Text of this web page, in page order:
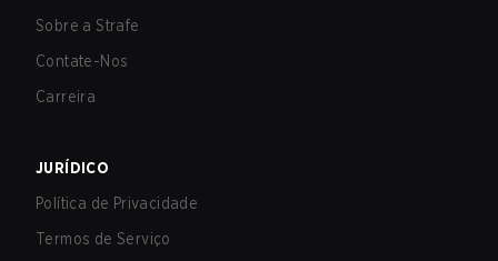
Sobre a Strafe
Contate-Nos
Carreira
JURÍDICO
Política de Privacidade
Termos de Serviço